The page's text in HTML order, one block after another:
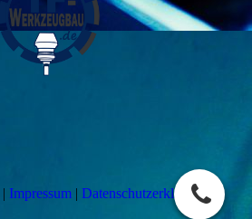
| Impressum | Datenschutzerklärung